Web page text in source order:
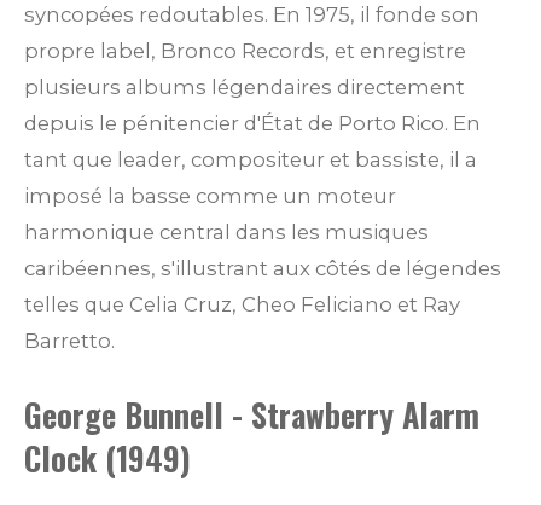
syncopées redoutables. En 1975, il fonde son
propre label, Bronco Records, et enregistre
plusieurs albums légendaires directement
depuis le pénitencier d'État de Porto Rico. En
tant que leader, compositeur et bassiste, il a
imposé la basse comme un moteur
harmonique central dans les musiques
caribéennes, s'illustrant aux côtés de légendes
telles que Celia Cruz, Cheo Feliciano et Ray
Barretto.
George Bunnell - Strawberry Alarm
Clock (1949)